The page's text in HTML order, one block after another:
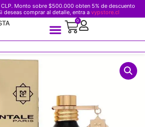
Monto sobre $500.000 obten 5% de descuento
deseas comprar al detalle, entra a vypstore.cl
0